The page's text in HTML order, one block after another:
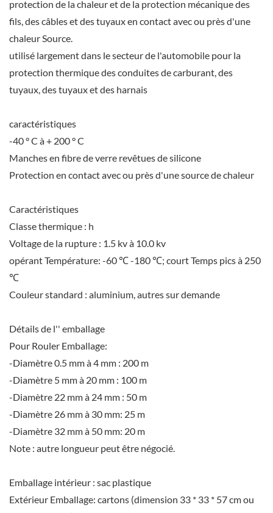
protection de la chaleur et de la protection mécanique des
fils, des câbles et des tuyaux en contact avec ou près d'une
chaleur Source.
utilisé largement dans le secteur de l'automobile pour la
protection thermique des conduites de carburant, des
tuyaux, des tuyaux et des harnais
caractéristiques
-40 ° C à + 200 ° C
Manches en fibre de verre revêtues de silicone
Protection en contact avec ou près d'une source de chaleur
Caractéristiques
Classe thermique : h
Voltage de la rupture : 1.5 kv à 10.0 kv
opérant Température: -60 ℃ -180 ℃; court Temps pics à 250
℃
Couleur standard : aluminium, autres sur demande
Détails de l'' emballage
Pour Rouler Emballage:
-Diamètre 0.5 mm à 4 mm : 200 m
-Diamètre 5 mm à 20 mm : 100 m
-Diamètre 22 mm à 24 mm : 50 m
-Diamètre 26 mm à 30 mm: 25 m
-Diamètre 32 mm à 50 mm: 20 m
Note : autre longueur peut être négocié.
Emballage intérieur : sac plastique
Extérieur Emballage: cartons (dimension 33 * 33 * 57 cm ou